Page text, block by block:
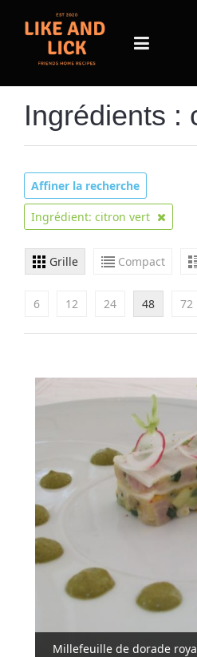
Ingrédients :
Affiner la recherche
Ingrédient: citron vert
Grille Compact
6 12 24 48 72
Millefeuille de dorade